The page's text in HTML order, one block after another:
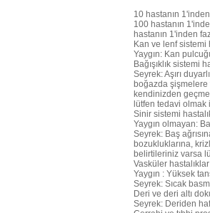
10 hastanın
100 hastanın
hastanın 1'inden
Kan ve lenf sistemi
Yaygın: Kan
Bağışıklık sistemi
Seyrek: Aşırı
boğazda
kendinizden
lütfen tedavi
Sinir sistemi
Yaygın olmayan:
Seyrek: Baş
bozukluklarına,
belirtileriniz varsa
Vasküler hastalıklar
Yaygın : Yüksek
Seyrek: Sıcak
Deri ve deri altı
Seyrek: Deriden